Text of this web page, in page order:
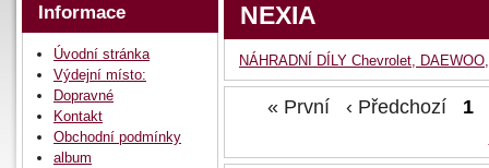
Informace
Úvodní stránka
Výdejní místo:
Dopravné
Kontakt
Obchodní podmínky
album
NEXIA
NÁHRADNÍ DÍLY Chevrolet,
« První ‹ Předchozí 1